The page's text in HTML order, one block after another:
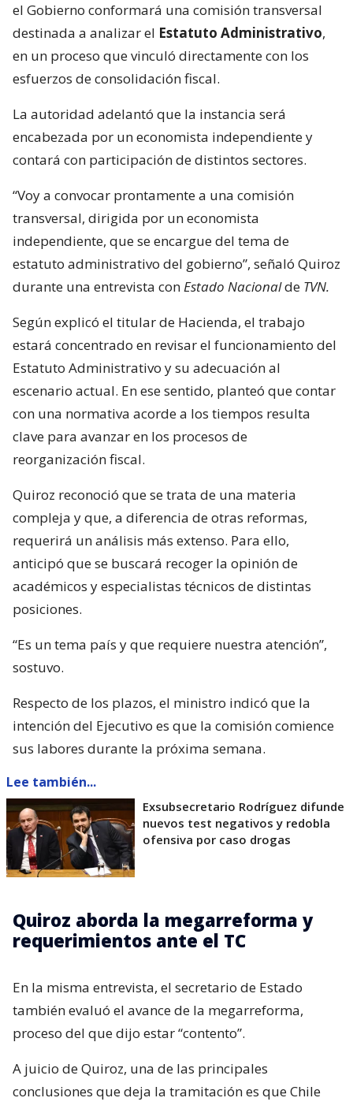
el Gobierno conformará una comisión transversal
destinada a analizar el Estatuto Administrativo,
en un proceso que vinculó directamente con los
esfuerzos de consolidación fiscal.
La autoridad adelantó que la instancia será
encabezada por un economista independiente y
contará con participación de distintos sectores.
“Voy a convocar prontamente a una comisión
transversal, dirigida por un economista
independiente, que se encargue del tema de
estatuto administrativo del gobierno”, señaló Quiroz
durante una entrevista conEstado Nacionalde TVN.
Según explicó el titular de Hacienda, el trabajo
estará concentrado en revisar el funcionamiento del
Estatuto Administrativo y su adecuación al
escenario actual. En ese sentido, planteó que contar
con una normativa acorde a los tiempos resulta
clave para avanzar en los procesos de
reorganización fiscal.
Quiroz reconoció que se trata de una materia
compleja y que, a diferencia de otras reformas,
requerirá un análisis más extenso. Para ello,
anticipó que se buscará recoger la opinión de
académicos y especialistas técnicos de distintas
posiciones.
“Es un tema país y que requiere nuestra atención”,
sostuvo.
Respecto de los plazos, el ministro indicó que la
intención del Ejecutivo es que la comisión comience
sus labores durante la próxima semana.
Lee también...
Exsubsecretario Rodríguez difunde
nuevos test negativos y redobla
ofensiva por caso drogas
Quiroz aborda la megarreforma y
requerimientos ante el TC
En la misma entrevista, el secretario de Estado
también evaluó el avance de la megarreforma,
proceso del que dijo estar “contento”.
A juicio de Quiroz, una de las principales
conclusiones que deja la tramitación es que Chile